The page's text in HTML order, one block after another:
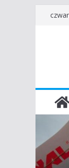
Przejdź